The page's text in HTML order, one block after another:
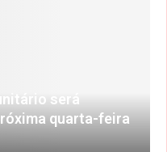
será
quarta-feira